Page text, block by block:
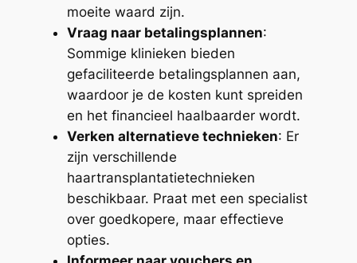
moeite waard zijn.
Vraag naar betalingsplannen:
Sommige klinieken bieden
gefaciliteerde betalingsplannen aan,
waardoor je de kosten kunt spreiden
en het financieel haalbaarder wordt.
Verken alternatieve technieken: Er
zijn verschillende
haartransplantatietechnieken
beschikbaar. Praat met een specialist
over goedkopere, maar effectieve
opties.